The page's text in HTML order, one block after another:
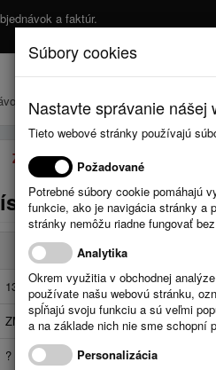
a faktúr.
a faktúr.
Zmluvy
13/2025
13/2025
ZMLUVA č. 13/2025 o podmienkach
?
Súbory cookies
Nastavte správanie
Tieto webové stránky používajú
Požadované
Potrebné súbory cookie pomáhajú
funkcie, ako je navigácia stránky a
stránky nemôžu riadne fungovať
Analytika
Okrem využitia v obchodnej
používate našu webovú stránku,
spĺňajú svoju funkciu a sú veľmi
a na základe nich nie sme schopní
Personalizácia